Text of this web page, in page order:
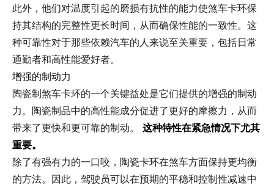
此外，他们对温度引起的磨损有抗性的能力使煞车卡环保
持其结构的完整性更长时间，从而确保性能的一致性。这
种可靠性对于那些依赖汽车的人来说至关重要，包括日常
通勤者和高性能爱好者。
增强的制动力
陶瓷制煞车卡环的一个关键益处是它们提供的增强的制动
力。陶瓷制品中的高性能成分促进了更好的摩擦力，从而
带来了更快和更可靠的制动。 这种特性在紧急情况下尤其
重要。
除了有强有力的一口咬，陶瓷卡环在煞车方面保持更均衡
的方法。因此，驾驶员可以在预期的平稳和控制性减速中